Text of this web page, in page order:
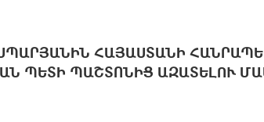
ՀԱՅԱՍՏԱՆԻ
ՊԵՏԻ ՊԱՇՏՈՆԻՑ ԱԶԱՏԵԼՈՒ